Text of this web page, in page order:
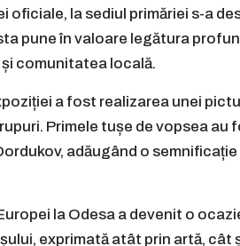
oficiale, la sediul primăriei s-a
pune în valoare legătura
comunitatea locală.
a fost realizarea unei
Primele tușe de vopsea
adăugând o
la Odesa a devenit o
exprimată atât prin artă,